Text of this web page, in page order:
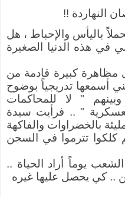
النهاردة !!
باليأس والإحباط ، هل
في هذه الدنيا الصغيرة
كبيرة قادمة من
أسمعها تدريجياً بوضوح
" لا للمحاكمات
" .. فرأيت سيدة
بالخضراوات والفاكهة
تترموا في السجن
يوماً أراد الحياة ..
.. كي يحصل عليها غيره